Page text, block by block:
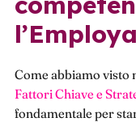
Come abbiamo visto
Fattori Chiave e
fondamentale per